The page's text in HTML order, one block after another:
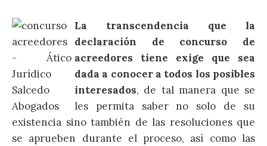
La transcendencia que la
declaración de concurso de
acreedores tiene exige que sea
dada a conocer a todos los posibles
interesados, de tal manera que se
les permita saber no solo de su
existencia sino también de las resoluciones que
se aprueben durante el proceso, así como las